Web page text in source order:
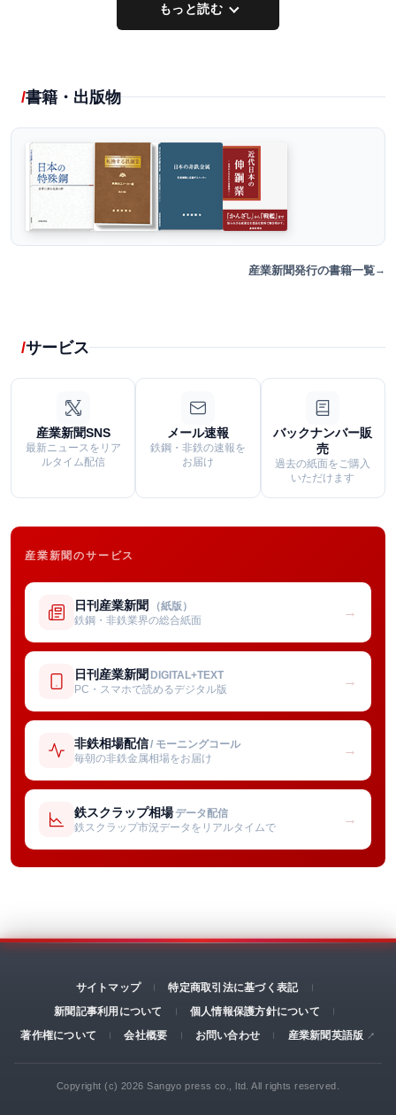
もっと読む
書籍・出版物
産業新聞発行の書籍一覧
サービス
産業新聞SNS
最新ニュースをリア
ルタイム配信
メール速報
鉄鋼・非鉄の速報を
お届け
バックナンバー販
売
過去の紙面をご購入
いただけます
産業新聞のサービス
日刊産業新聞 （紙版）
鉄鋼・非鉄業界の総合紙面
→
日刊産業新聞 DIGITAL+TEXT
PC・スマホで読めるデジタル版
→
非鉄相場配信/ モーニングコール
毎朝の非鉄金属相場をお届け
→
鉄スクラップ相場 データ配信
鉄スクラップ市況データをリアルタイムで
→
サイトマップ
特定商取引法に基づく表記
新聞記事利用について
個人情報保護方針について
著作権について
会社概要 お問い合わせ 産業新聞英語版
Copyright (c) 2026 Sangyo press co., ltd. All rights reserved.